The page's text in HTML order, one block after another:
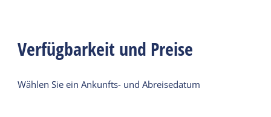
Verfügbarkeit und Preise
Wählen Sie ein Ankunfts- und Abreisedatum